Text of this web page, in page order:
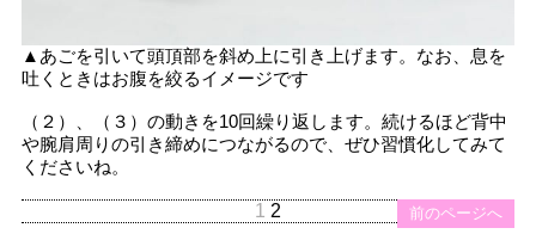
▲あごを引いて頭頂部を斜め上に引き上げます。なお、息を
吐くときはお腹を絞るイメージです
（２）、（３）の動きを10回繰り返します。続けるほど背中
や腕肩周りの引き締めにつながるので、ぜひ習慣化してみて
くださいね。
前のページへ
1 2